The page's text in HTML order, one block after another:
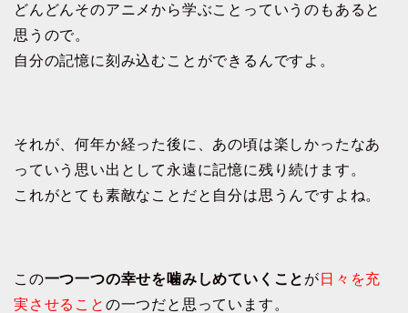
どんどんそのアニメから学ぶことっていうのもあると
思うので。
自分の記憶に刻み込むことができるんですよ。
それが、何年か経った後に、あの頃は楽しかったなあ
っていう思い出として永遠に記憶に残り続けます。
これがとても素敵なことだと自分は思うんですよね。
この一つ一つの幸せを噛みしめていくこと が 日々を充
実させること の一つだと思っています。